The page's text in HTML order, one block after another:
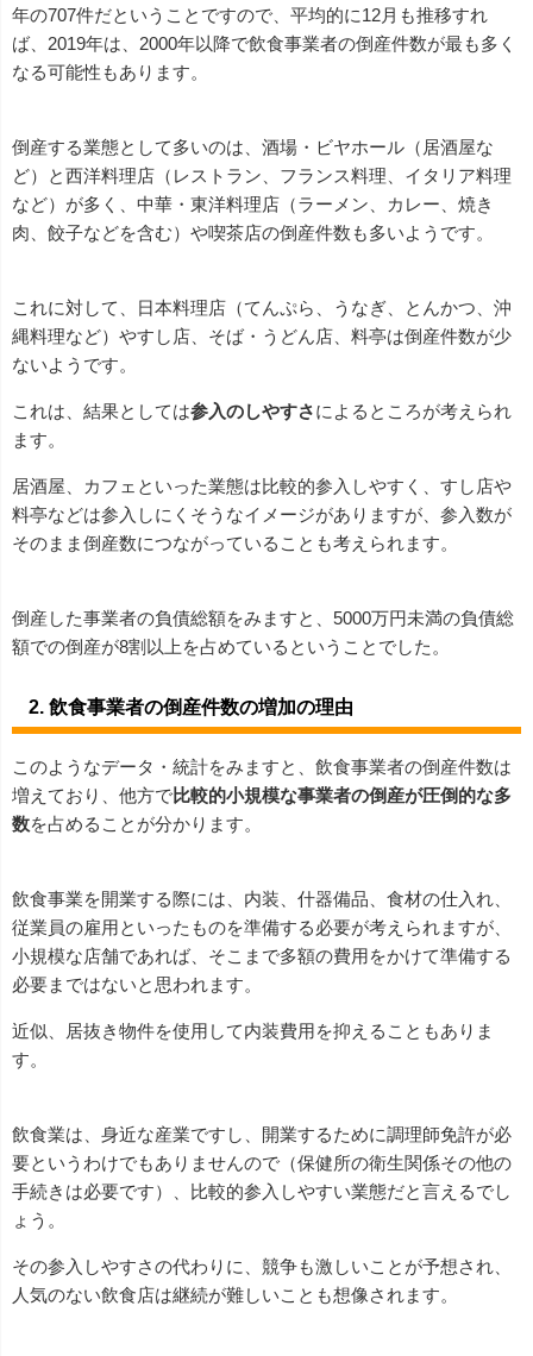
年の707件だということですので、平均的に12月も推移すれ
ば、2019年は、2000年以降で飲食事業者の倒産件数が最も多く
なる可能性もあります。
倒産する業態として多いのは、酒場・ビヤホール（居酒屋な
ど）と西洋料理店（レストラン、フランス料理、イタリア料理
など）が多く、中華・東洋料理店（ラーメン、カレー、焼き
肉、餃子などを含む）や喫茶店の倒産件数も多いようです。
これに対して、日本料理店（てんぷら、うなぎ、とんかつ、沖
縄料理など）やすし店、そば・うどん店、料亭は倒産件数が少
ないようです。
これは、結果としては参入のしやすさによるところが考えられ
ます。
居酒屋、カフェといった業態は比較的参入しやすく、すし店や
料亭などは参入しにくそうなイメージがありますが、参入数が
そのまま倒産数につながっていることも考えられます。
倒産した事業者の負債総額をみますと、5000万円未満の負債総
額での倒産が8割以上を占めているということでした。
2. 飲食事業者の倒産件数の増加の理由
このようなデータ・統計をみますと、飲食事業者の倒産件数は
増えており、他方で比較的小規模な事業者の倒産が圧倒的な多
数を占めることが分かります。
飲食事業を開業する際には、内装、什器備品、食材の仕入れ、
従業員の雇用といったものを準備する必要が考えられますが、
小規模な店舗であれば、そこまで多額の費用をかけて準備する
必要まではないと思われます。
近似、居抜き物件を使用して内装費用を抑えることもありま
す。
飲食業は、身近な産業ですし、開業するために調理師免許が必
要というわけでもありませんので（保健所の衛生関係その他の
手続きは必要です）、比較的参入しやすい業態だと言えるでし
ょう。
その参入しやすさの代わりに、競争も激しいことが予想され、
人気のない飲食店は継続が難しいことも想像されます。